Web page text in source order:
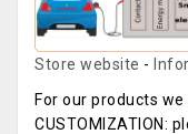
Store website -
For our products we
CUSTOMIZATION: